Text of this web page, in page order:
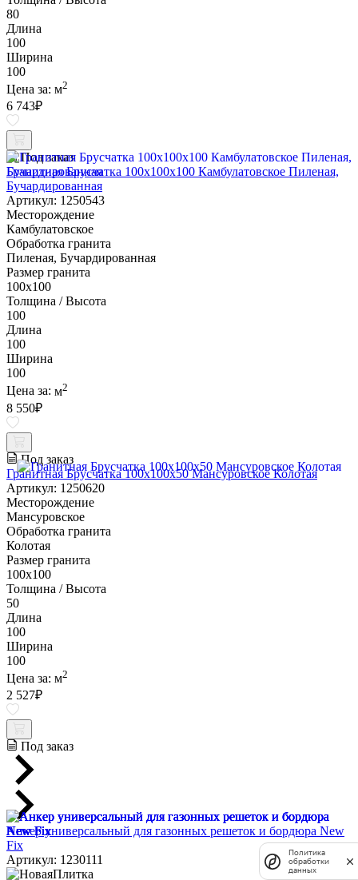
80
Длина
100
Ширина
100
Цена за: м2
6 743₽
Под заказ
Гранитная Брусчатка 100х100x100 Камбулатовское Пиленая,
Бучардированная
Артикул: 1250543
Месторождение
Камбулатовское
Обработка гранита
Пиленая, Бучардированная
Размер гранита
100х100
Толщина / Высота
100
Длина
100
Ширина
100
Цена за: м2
8 550₽
Под заказ
Гранитная Брусчатка 100х100x50 Мансуровское Колотая
Артикул: 1250620
Месторождение
Мансуровское
Обработка гранита
Колотая
Размер гранита
100х100
Толщина / Высота
50
Длина
100
Ширина
100
Цена за: м2
2 527₽
Под заказ
Анкер универсальный для газонных решеток и бордюра New
Fix
Артикул: 1230111
Политика
обработки
данных